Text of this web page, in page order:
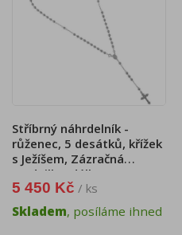
Stříbrný náhrdelník -
růženec, 5 desátků, křížek
s Ježíšem, Zázračná
medailka, délka 59 cm
5 450 Kč / ks
Skladem, posíláme ihned